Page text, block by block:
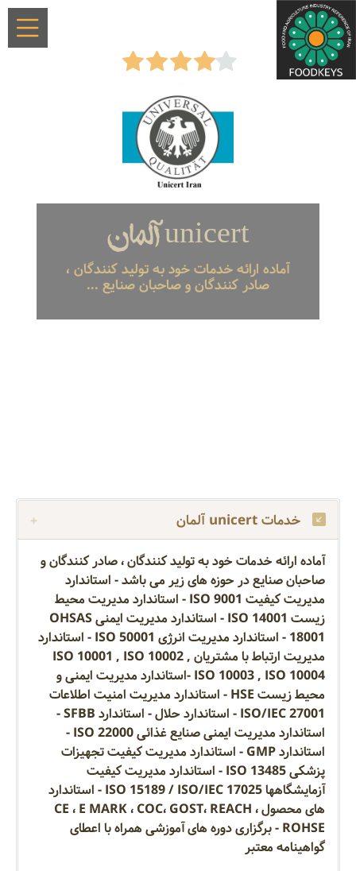
unicert آلمان
آماده ارائه خدمات خود به تولید کنندگان ،
صادر کنندگان و صاحبان صنایع ...
خدمات unicert آلمان
آماده ارائه خدمات خود به تولید کنندگان ، صادر کنندگان و
صاحبان صنایع در حوزه های زیر می باشد - استاندارد
مدیریت کیفیت ISO 9001 - استاندارد مدیریت محیط
زیست ISO 14001 - استاندارد مدیریت ایمنی OHSAS
18001 - استاندارد مدیریت انرژی ISO 50001 - استاندارد
مدیریت ارتباط با مشتریان ISO 10001 , ISO 10002 ,
ISO 10003 , ISO 10004 -استاندارد مدیریت ایمنی و
محیط زیست HSE - استاندارد مدیریت امنیت اطلاعات
ISO/IEC 27001 - استاندارد حلال - استاندارد SFBB -
استاندارد مدیریت ایمنی صنایع غذائی ISO 22000 -
استاندارد GMP - استاندارد مدیریت کیفیت تجهیزات
پزشکی ISO 13485 - استاندارد مدیریت کیفیت
آزمایشگاهها ISO 15189 / ISO/IEC 17025 - استاندارد
های محصول CE ، E MARK ، COC، GOST، REACH ،
ROHSE - برگزاری دوره های آموزشی همراه با اعطای
گواهینامه معتبر